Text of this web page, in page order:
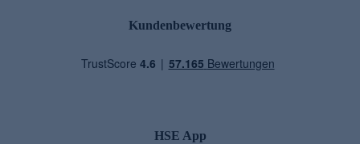
Kundenbewertung
HSE App